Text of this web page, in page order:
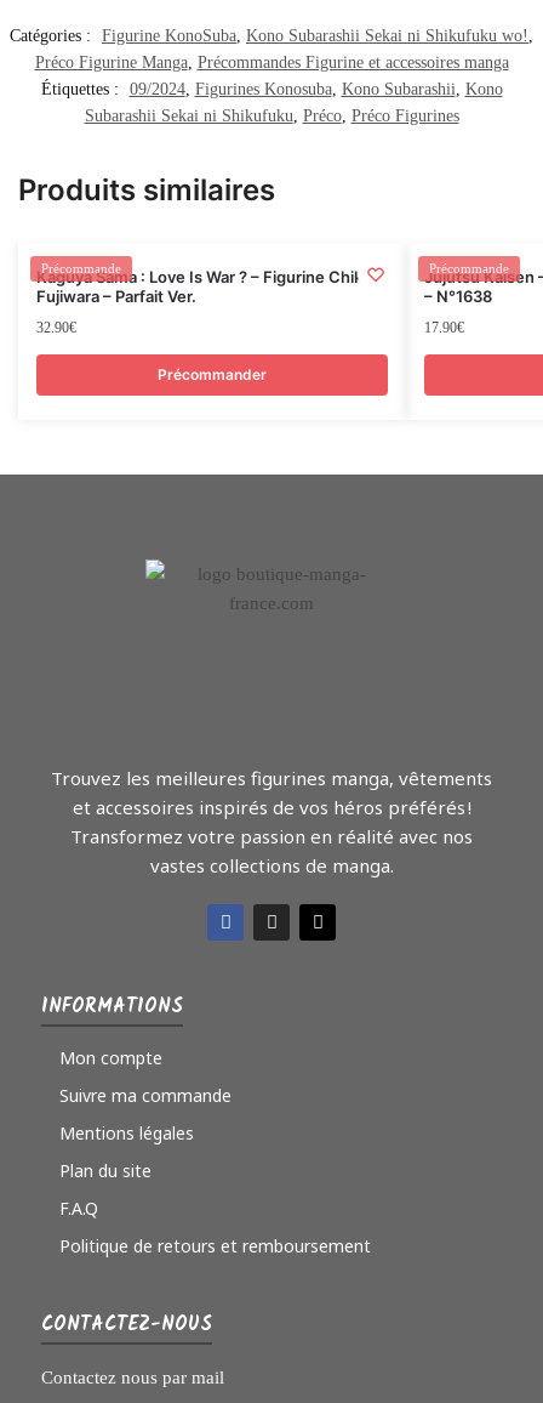
Catégories : Figurine KonoSuba, Kono Subarashii Sekai ni Shikufuku wo! ,
Préco Figurine Manga, Précommandes Figurine et accessoires manga
Étiquettes :
09/2024, Figurines Konosuba, Kono Subarashii, Kono
Subarashii Sekai ni Shikufuku, Préco, Préco Figurines
Produits similaires
Précommande
Kaguya Sama : Love Is War ? – Figurine Chika
Fujiwara – Parfait Ver.
32.90€
Précommander
Précommande
Jujutsu Kaisen
– N°1638
17.90€
Trouvez les meilleures figurines manga, vêtements
et accessoires inspirés de vos héros préférés !
Transformez votre passion en réalité avec nos
vastes collections de manga.
INFORMATIONS
Mon compte
Suivre ma commande
Mentions légales
Plan du site
F.A.Q
Politique de retours et remboursement
CONTACTEZ-NOUS
Contactez nous par mail